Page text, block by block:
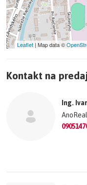
−
Leaflet| Map data ©
Kontakt na
Ing.